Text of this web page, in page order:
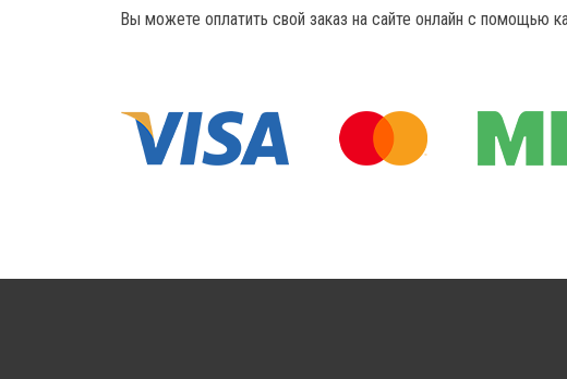
Вы можете оплатить свой заказ на сайте онлайн с помощью